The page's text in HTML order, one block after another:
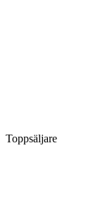
Toppsäljare